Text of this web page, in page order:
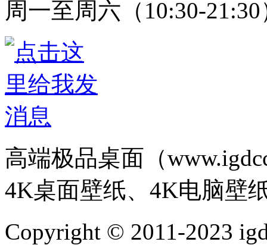
周一至周六（10:30-21:30
高端极品桌面（
4K桌面壁纸、4K电脑壁
Copyright © 2011-2023